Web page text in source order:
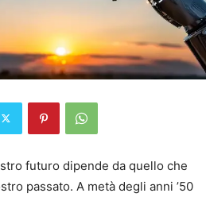
futuro dipende da quello che
passato. A metà degli anni ’50